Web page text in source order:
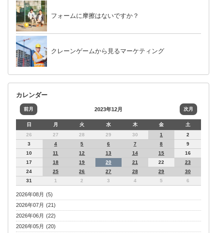
フォームに摩擦はないですか？
クレーンゲームから見るマーケティング
カレンダー
前月 2023年12月 次月
日 月 火 水 木 金
土
26
27 28 29 30 1
2
3
4 5 6 7 8
9
10
11 12 13 14 15
16
17
18 19 20 21 22
23
24
25 26 27 28 29
30
31
1 2 3 4 5 6
2026年08月 (5)
2026年07月 (21)
2026年06月 (22)
2026年05月 (20)